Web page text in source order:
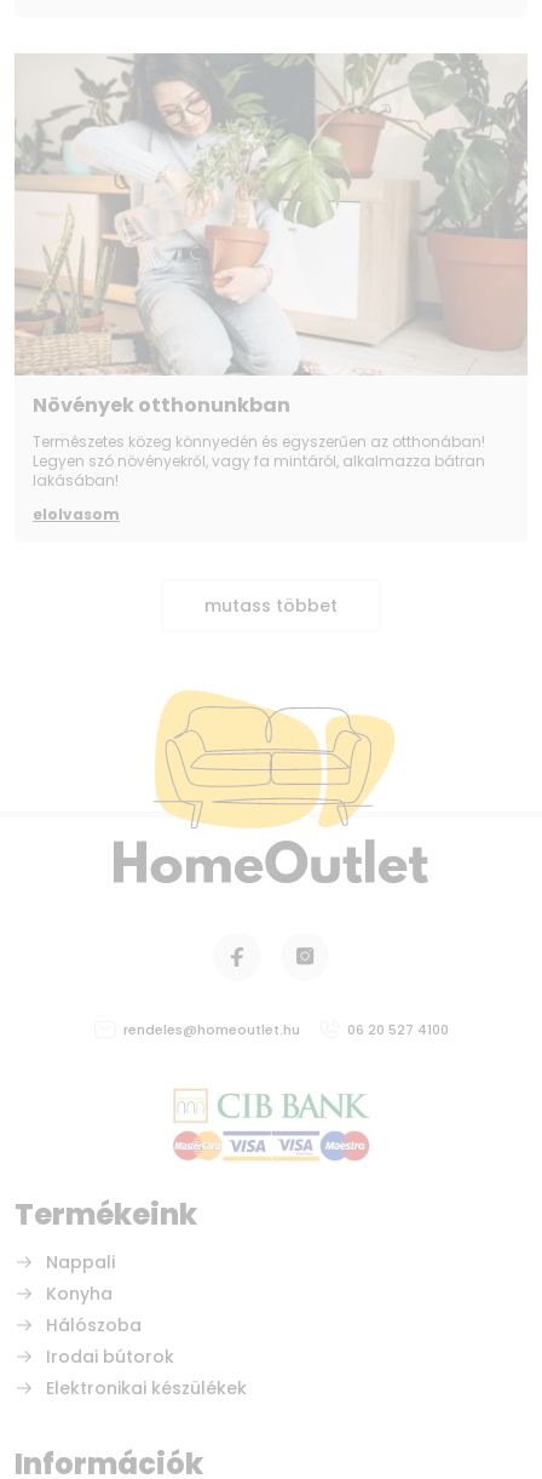
Növények otthonunkban
Természetes közeg könnyedén és egyszerűen az otthonában!
Legyen szó növényekről, vagy fa mintáról, alkalmazza bátran
lakásában!
elolvasom
mutass többet
Termékeink
Nappali
Konyha
Hálószoba
Irodai bútorok
Elektronikai készülékek
rendeles@homeoutlet.hu 06 20 527 4100
Információk